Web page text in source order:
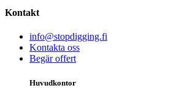
Kontakt
info@stopdigging.fi
Kontakta oss
Begär offert
Huvudkontor